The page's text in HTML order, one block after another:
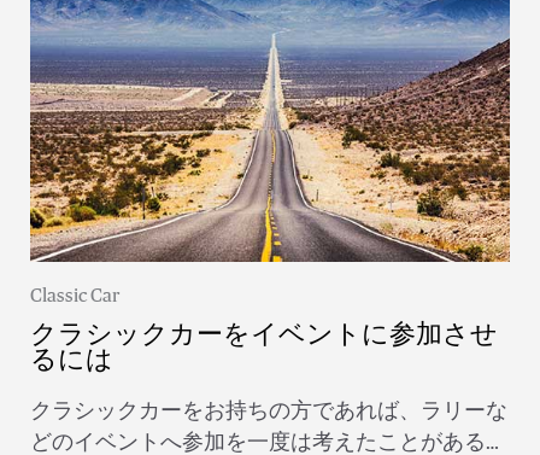
Classic Car
クラシックカーをイベントに参加させ
るには
クラシックカーをお持ちの方であれば、ラリーな
どのイベントへ参加を一度は考えたことがある